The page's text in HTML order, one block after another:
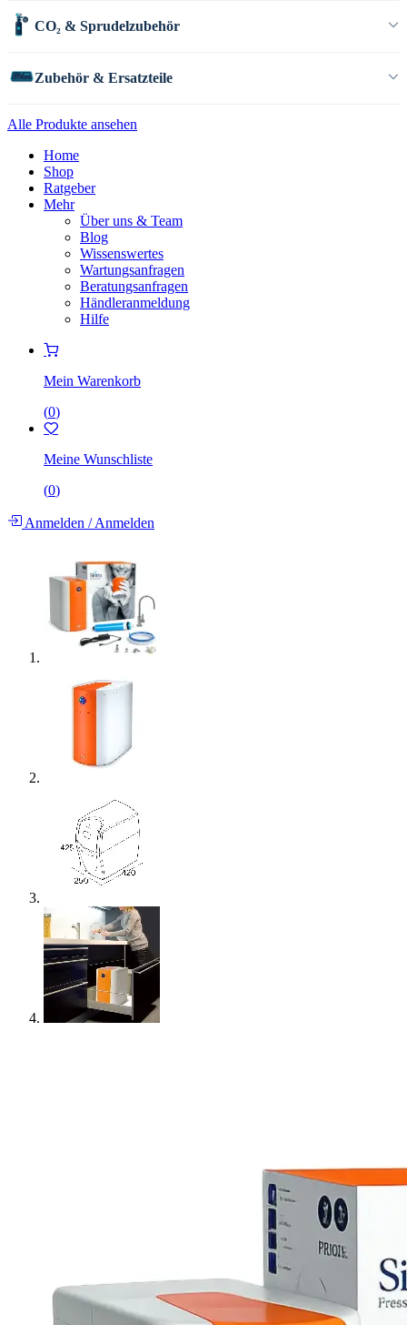
CO₂ & Sprudelzubehör
Zubehör & Ersatzteile
Alle Produkte ansehen
Home
Shop
Ratgeber
Mehr
Über uns & Team
Blog
Wissenswertes
Wartungsanfragen
Beratungsanfragen
Händleranmeldung
Hilfe
Mein Warenkorb
(0)
Meine Wunschliste
(0)
Anmelden /Anmelden